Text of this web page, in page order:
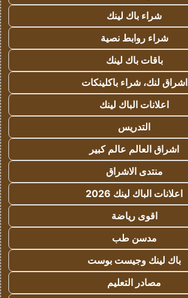
شراء باك لينك
شراء روابط نصية
باقات باك لينك
اشراق لنك، شراء باكلينكات
اعلانات الباك لينك
التدريس
اشراق العالم عالم كبير
منتدى الاشراق
اعلانات الباك لينك 2026
اقوى رياضة
مدسن طب
باك لينك وجيست بوست
مصادر التعليم